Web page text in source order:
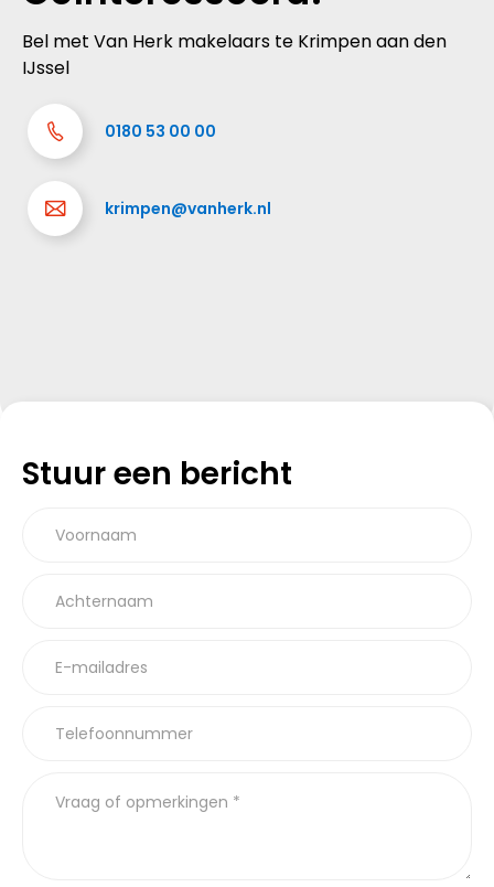
Bel met Van Herk makelaars te Krimpen aan den
IJssel
0180 53 00 00
krimpen@vanherk.nl
Stuur een bericht
Voornaam
Achternaam
E-mailadres
Telefoonnummer
Vraag of opmerkingen *